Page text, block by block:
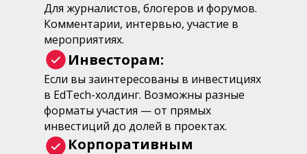
Для журналистов, блогеров и форумов.
Комментарии, интервью, участие в
мероприятиях.
Инвесторам:
Если вы заинтересованы в инвестициях
в EdTech-холдинг. Возможны разные
форматы участия — от прямых
инвестиций до долей в проектах.
Корпоративным